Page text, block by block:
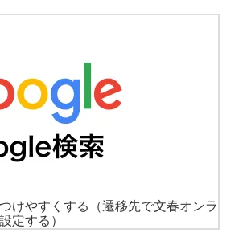
けやすくする
（遷移先で文春オンラ
定する）